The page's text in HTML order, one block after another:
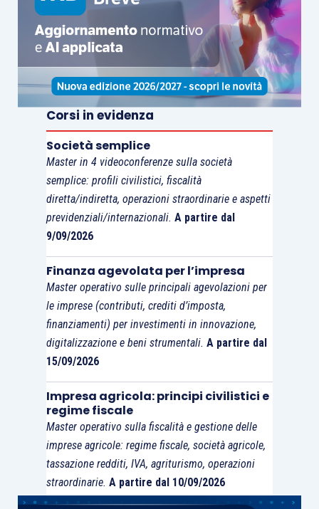
Titolare di qualunque
età e coadiuvanti o
coadiutori di età non
superiore ai 21 anni
€ 3.306,54
(3.299,10 IVS
+ 7,44
maternità)
Aliquote, agevolazioni previste, reddito minimale
e massimale perla gestione commercianti
riepilogate nelle seguente tabella:
REDDITO
SUPERIORE
21 ANNI
ALIQUOTA
ETÀ NON
SUPERIORE 21
Fino a €
46.630
24,09% 21,09%
Da € 46.630
fino a €
77.717 (o €
101.427 per i
lavoratori
privi di
25,09%
Corsi in evidenza
Società semplice
Master in 4 videoconferenze sulla società
semplice: profili civilistici, fiscalità
diretta/indiretta, operazioni straordinarie e aspetti
previdenziali/internazionali. A partire dal
9/09/2026
Finanza agevolata per l’impresa
Master operativo sulle principali agevolazioni per
le imprese (contributi, crediti d’imposta,
finanziamenti) per investimenti in innovazione,
digitalizzazione e beni strumentali. A partire dal
15/09/2026
Impresa agricola: principi civilistici e
regime fiscale
Master operativo sulla fiscalità e gestione delle
imprese agricole: regime fiscale, società agricole,
tassazione redditi, IVA, agriturismo, operazioni
straordinarie. A partire dal 10/09/2026